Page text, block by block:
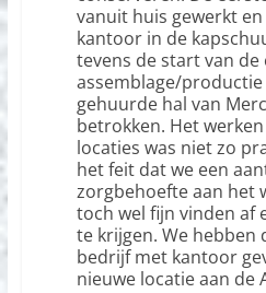
vanuit huis gewerkt
kantoor in de
tevens de start van de
assemblage/productie
gehuurde hal van
betrokken. Het
locaties was niet zo
het feit dat we een
zorgbehoefte aan het
toch wel fijn vinden af
te krijgen. We hebben
bedrijf met kantoor
nieuwe locatie aan de